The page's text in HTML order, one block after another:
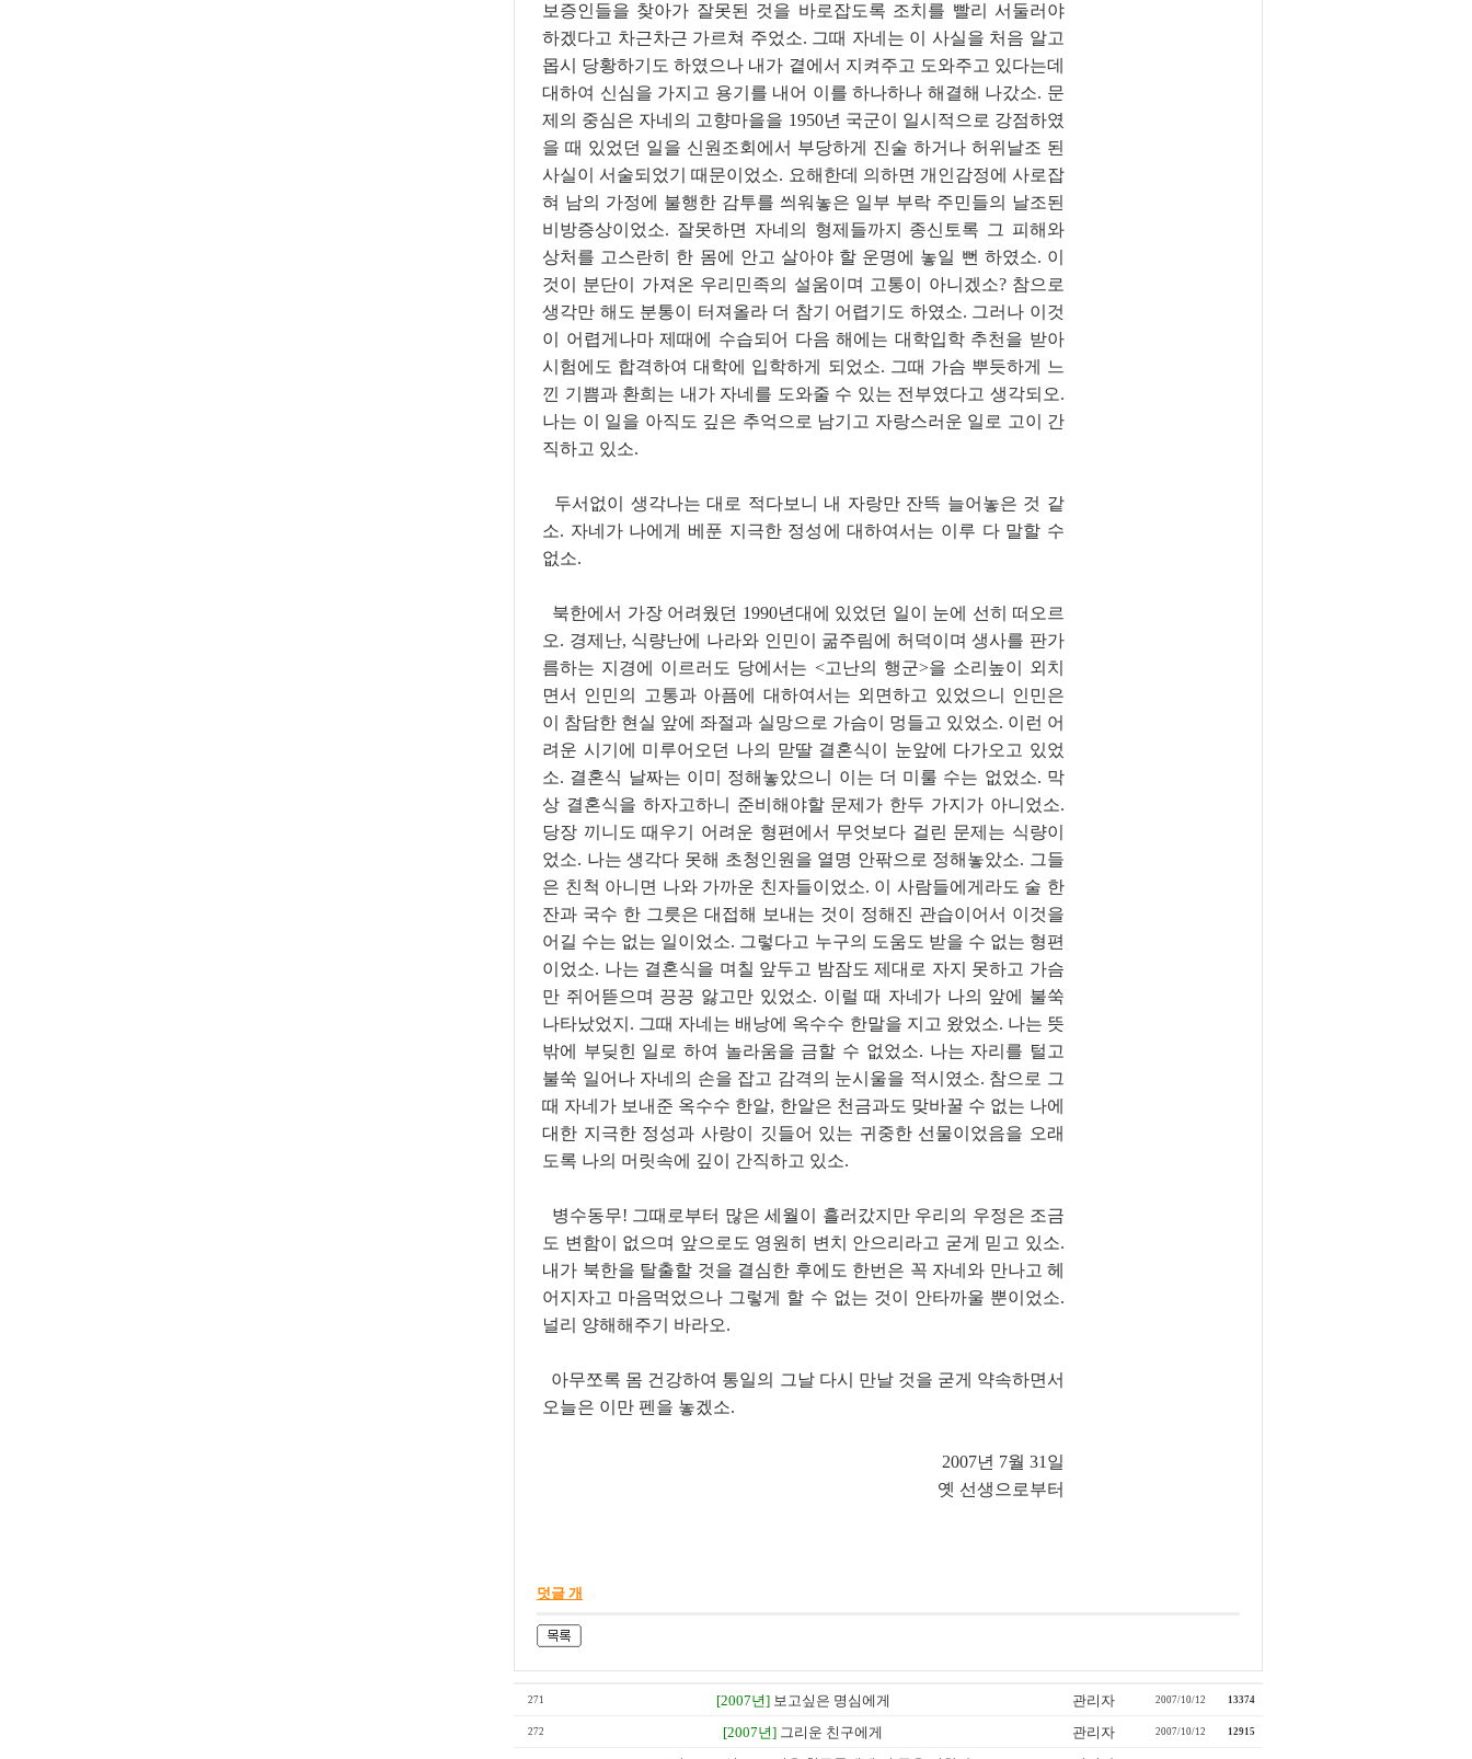
보증인들을 찾아가 잘못된 것을 바로잡도록 조치를 빨리 서둘러야
하겠다고 차근차근 가르쳐 주었소. 그때 자네는 이 사실을 처음 알고
몹시 당황하기도 하였으나 내가 곁에서 지켜주고 도와주고 있다는데
대하여 신심을 가지고 용기를 내어 이를 하나하나 해결해 나갔소. 문
제의 중심은 자네의 고향마을을 1950년 국군이 일시적으로 강점하였
을 때 있었던 일을 신원조회에서 부당하게 진술 하거나 허위날조 된
사실이 서술되었기 때문이었소. 요해한데 의하면 개인감정에 사로잡
혀 남의 가정에 불행한 감투를 씌워놓은 일부 부락 주민들의 날조된
비방증상이었소. 잘못하면 자네의 형제들까지 종신토록 그 피해와
상처를 고스란히 한 몸에 안고 살아야 할 운명에 놓일 뻔 하였소. 이
것이 분단이 가져온 우리민족의 설움이며 고통이 아니겠소? 참으로
생각만 해도 분통이 터져올라 더 참기 어렵기도 하였소. 그러나 이것
이 어렵게나마 제때에 수습되어 다음 해에는 대학입학 추천을 받아
시험에도 합격하여 대학에 입학하게 되었소. 그때 가슴 뿌듯하게 느
낀 기쁨과 환희는 내가 자네를 도와줄 수 있는 전부였다고 생각되오.
나는 이 일을 아직도 깊은 추억으로 남기고 자랑스러운 일로 고이 간
직하고 있소.
두서없이 생각나는 대로 적다보니 내 자랑만 잔뜩 늘어놓은 것 같
소. 자네가 나에게 베푼 지극한 정성에 대하여서는 이루 다 말할 수
없소.
북한에서 가장 어려웠던 1990년대에 있었던 일이 눈에 선히 떠오르
오. 경제난, 식량난에 나라와 인민이 굶주림에 허덕이며 생사를 판가
름하는 지경에 이르러도 당에서는 <고난의 행군>을 소리높이 외치
면서 인민의 고통과 아픔에 대하여서는 외면하고 있었으니 인민은
이 참담한 현실 앞에 좌절과 실망으로 가슴이 멍들고 있었소. 이런 어
려운 시기에 미루어오던 나의 맏딸 결혼식이 눈앞에 다가오고 있었
소. 결혼식 날짜는 이미 정해놓았으니 이는 더 미룰 수는 없었소. 막
상 결혼식을 하자고하니 준비해야할 문제가 한두 가지가 아니었소.
당장 끼니도 때우기 어려운 형편에서 무엇보다 걸린 문제는 식량이
었소. 나는 생각다 못해 초청인원을 열명 안팎으로 정해놓았소. 그들
은 친척 아니면 나와 가까운 친자들이었소. 이 사람들에게라도 술 한
잔과 국수 한 그릇은 대접해 보내는 것이 정해진 관습이어서 이것을
어길 수는 없는 일이었소. 그렇다고 누구의 도움도 받을 수 없는 형편
이었소. 나는 결혼식을 며칠 앞두고 밤잠도 제대로 자지 못하고 가슴
만 쥐어뜯으며 끙끙 앓고만 있었소. 이럴 때 자네가 나의 앞에 불쑥
나타났었지. 그때 자네는 배낭에 옥수수 한말을 지고 왔었소. 나는 뜻
밖에 부딪힌 일로 하여 놀라움을 금할 수 없었소. 나는 자리를 털고
불쑥 일어나 자네의 손을 잡고 감격의 눈시울을 적시였소. 참으로 그
때 자네가 보내준 옥수수 한알, 한알은 천금과도 맞바꿀 수 없는 나에
대한 지극한 정성과 사랑이 깃들어 있는 귀중한 선물이었음을 오래
도록 나의 머릿속에 깊이 간직하고 있소.
병수동무! 그때로부터 많은 세월이 흘러갔지만 우리의 우정은 조금
도 변함이 없으며 앞으로도 영원히 변치 안으리라고 굳게 믿고 있소.
내가 북한을 탈출할 것을 결심한 후에도 한번은 꼭 자네와 만나고 헤
어지자고 마음먹었으나 그렇게 할 수 없는 것이 안타까울 뿐이었소.
널리 양해해주기 바라오.
아무쪼록 몸 건강하여 통일의 그날 다시 만날 것을 굳게 약속하면서
오늘은 이만 펜을 놓겠소.
2007년 7월 31일
옛 선생으로부터
덧글 개
271 [2007년] 보고싶은 명심에게 관리자 2007/10/12 13374
272 [2007년] 그리운 친구에게 관리자 2007/10/12 12915